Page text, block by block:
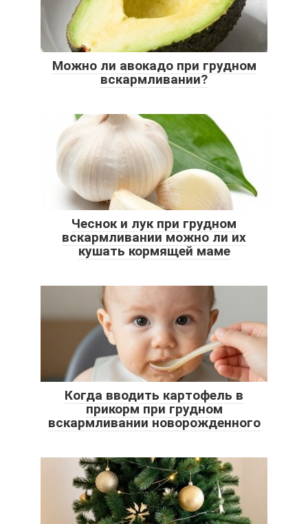
Можно ли авокадо при грудном
вскармливании?
Чеснок и лук при грудном
вскармливании можно ли их
кушать кормящей маме
Когда вводить картофель в
прикорм при грудном
вскармливании новорожденного